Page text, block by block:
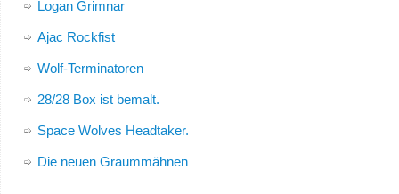
Logan Grimnar
Ajac Rockfist
Wolf-Terminatoren
28/28 Box ist bemalt.
Space Wolves Headtaker.
Die neuen Graummähnen